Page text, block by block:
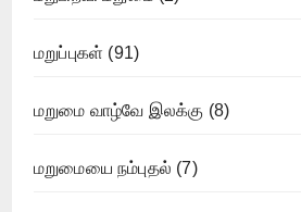
மறுப்புகள் (91)
மறுமை வாழ்வே இலக்கு (8)
மறுமையை நம்புதல் (7)